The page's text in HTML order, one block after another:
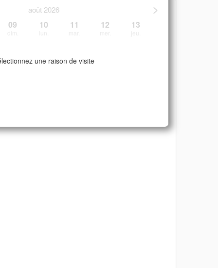
>
août 2026
09 10 11 12 13
une raison de visite